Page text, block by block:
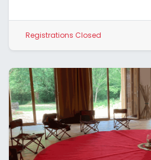
Registrations Closed